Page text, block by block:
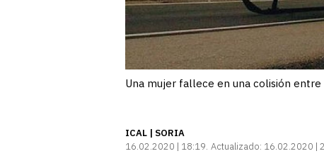
Una mujer fallece en una colisión
ICAL | SORIA
16.02.2020 | 18:19 Actualizado: 16.02.2020 |